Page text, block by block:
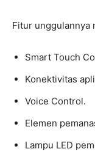
Fitur unggulannya
Smart Touch
Konektivitas
Voice Control.
Elemen
Lampu LED